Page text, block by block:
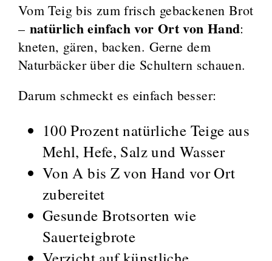
Vom Teig bis zum frisch gebackenen Brot
– natürlich einfach vor Ort von Hand:
kneten, gären, backen. Gerne dem
Naturbäcker über die Schultern schauen.
Darum schmeckt es einfach besser:
100 Prozent natürliche Teige aus
Mehl, Hefe, Salz und Wasser
Von A bis Z von Hand vor Ort
zubereitet
Gesunde Brotsorten wie
Sauerteigbrote